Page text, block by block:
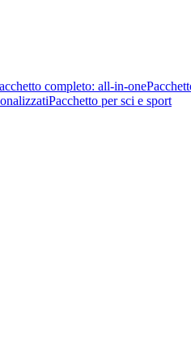
completo: all-in-one
Pacchetto per sci e sport